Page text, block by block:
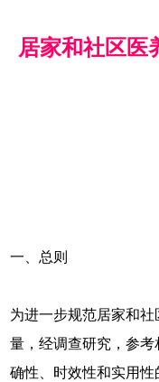
居家和社区医
一、总则
为进一步规范居家和
量，经调查研究，参
确性、时效性和实用性